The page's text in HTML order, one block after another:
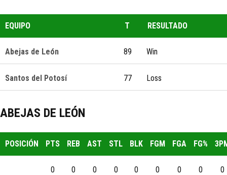
EQUIPO T RESULTADO
Abejas de León 89 Win
Santos del Potosí 77 Loss
ABEJAS DE LEÓN
POSICIÓN PTS REB AST STL BLK FGM FGA FG%
0 0 0 0 0 0 0 0 0